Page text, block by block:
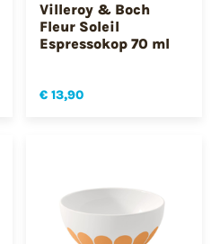
Villeroy & Boch
Fleur Soleil
Espressokop 70 ml
€ 13,90